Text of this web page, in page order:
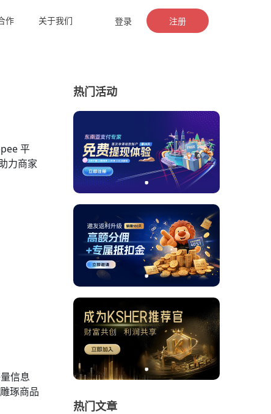
作 关于我们 登录 注册
平
力商家
信息
琢商品
热门活动
热门文章